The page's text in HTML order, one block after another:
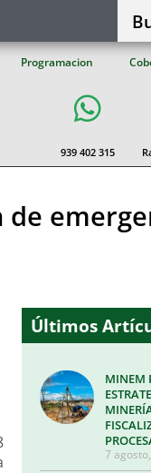
Programacion
939 402 315
Últimos
MINEM
7